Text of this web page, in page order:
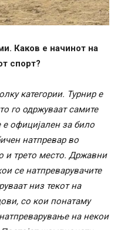
Каков е начинот на
спорт?
категории. Турнир е
го одржуваат самите
е официјален за било
натпревар во
и трето место. Државни
се натпреварувачите
низ текот на
со кои понатаму
на некои